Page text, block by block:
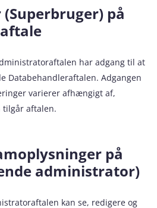
på
har adgang til at
Databehandleraftalen. Adgangen
varierer afhængigt af,
aftalen.
på
administrator)
kan se, redigere og